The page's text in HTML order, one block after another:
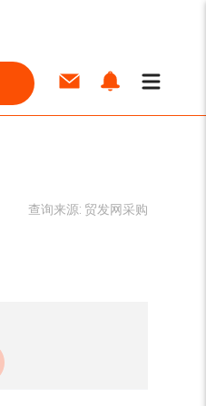
查询来源: 贸发网采购